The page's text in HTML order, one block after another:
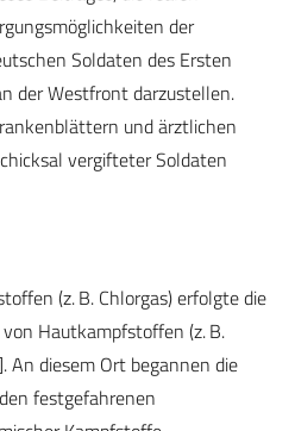
der
Soldaten des Ersten
der Westfront darzustellen.
und ärztlichen
vergifteter Soldaten
(z. B. Chlorgas) erfolgte die
Hautkampfstoffen (z. B.
An diesem Ort begannen die
festgefahrenen